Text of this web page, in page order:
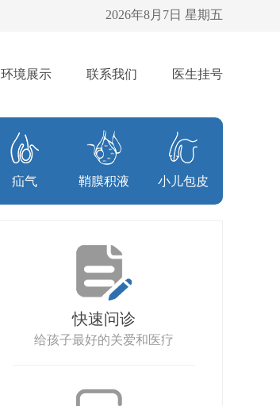
2026年8月7日 星期五
环境展示 联系我们 医生挂号
疝气 鞘膜积液 小儿包皮
快速问诊
给孩子最好的关爱和医疗